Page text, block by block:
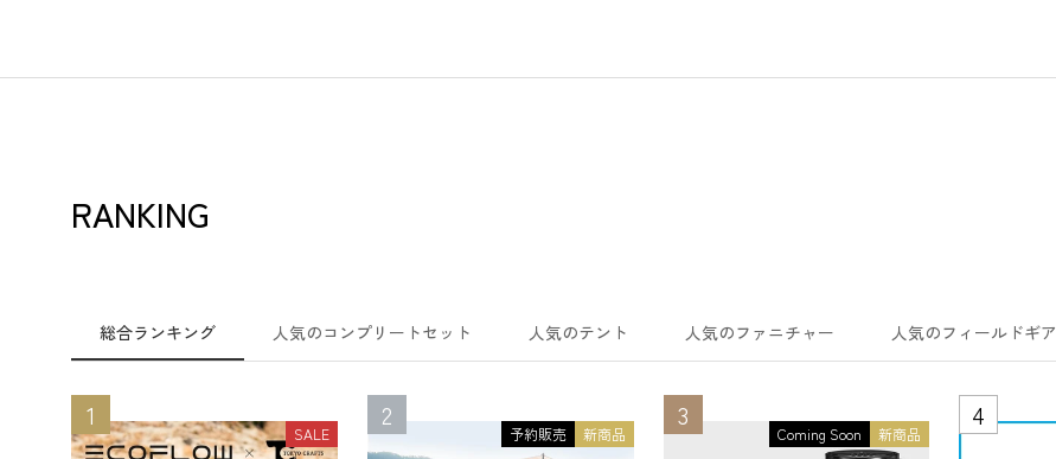
RANKING
総合ランキング 人気のコンプリートセット 人気のテント 人気のファニチャー 人気のフィールドギア
SALE 新商品
予約販売 新商品
Coming Soon